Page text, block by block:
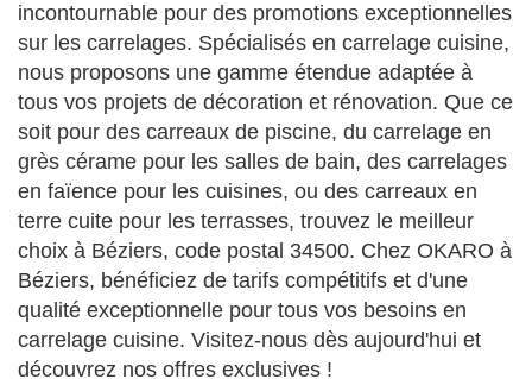
incontournable pour des promotions exceptionnelles
sur les carrelages. Spécialisés en carrelage cuisine,
nous proposons une gamme étendue adaptée à
tous vos projets de décoration et rénovation. Que ce
soit pour des carreaux de piscine, du carrelage en
grès cérame pour les salles de bain, des carrelages
en faïence pour les cuisines, ou des carreaux en
terre cuite pour les terrasses, trouvez le meilleur
choix à Béziers, code postal 34500. Chez OKARO à
Béziers, bénéficiez de tarifs compétitifs et d'une
qualité exceptionnelle pour tous vos besoins en
carrelage cuisine. Visitez-nous dès aujourd'hui et
découvrez nos offres exclusives !